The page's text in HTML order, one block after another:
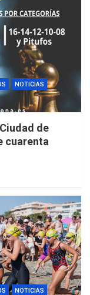
NOTICIAS
de
cuarenta
NOTICIAS